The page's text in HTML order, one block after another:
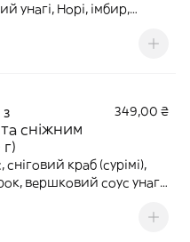
унагі, Норі, імбир,
сніжним
349,00 ₴
краб (сурімі),
вершковий соус унагі,